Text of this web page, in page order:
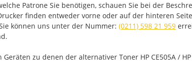
Patrone Sie benötigen, schauen Sie bei der
finden entweder vorne oder auf der hinteren
können uns unter der Nummer: (0211) 598 21 959
zu denen der alternativer Toner HP CE505A /